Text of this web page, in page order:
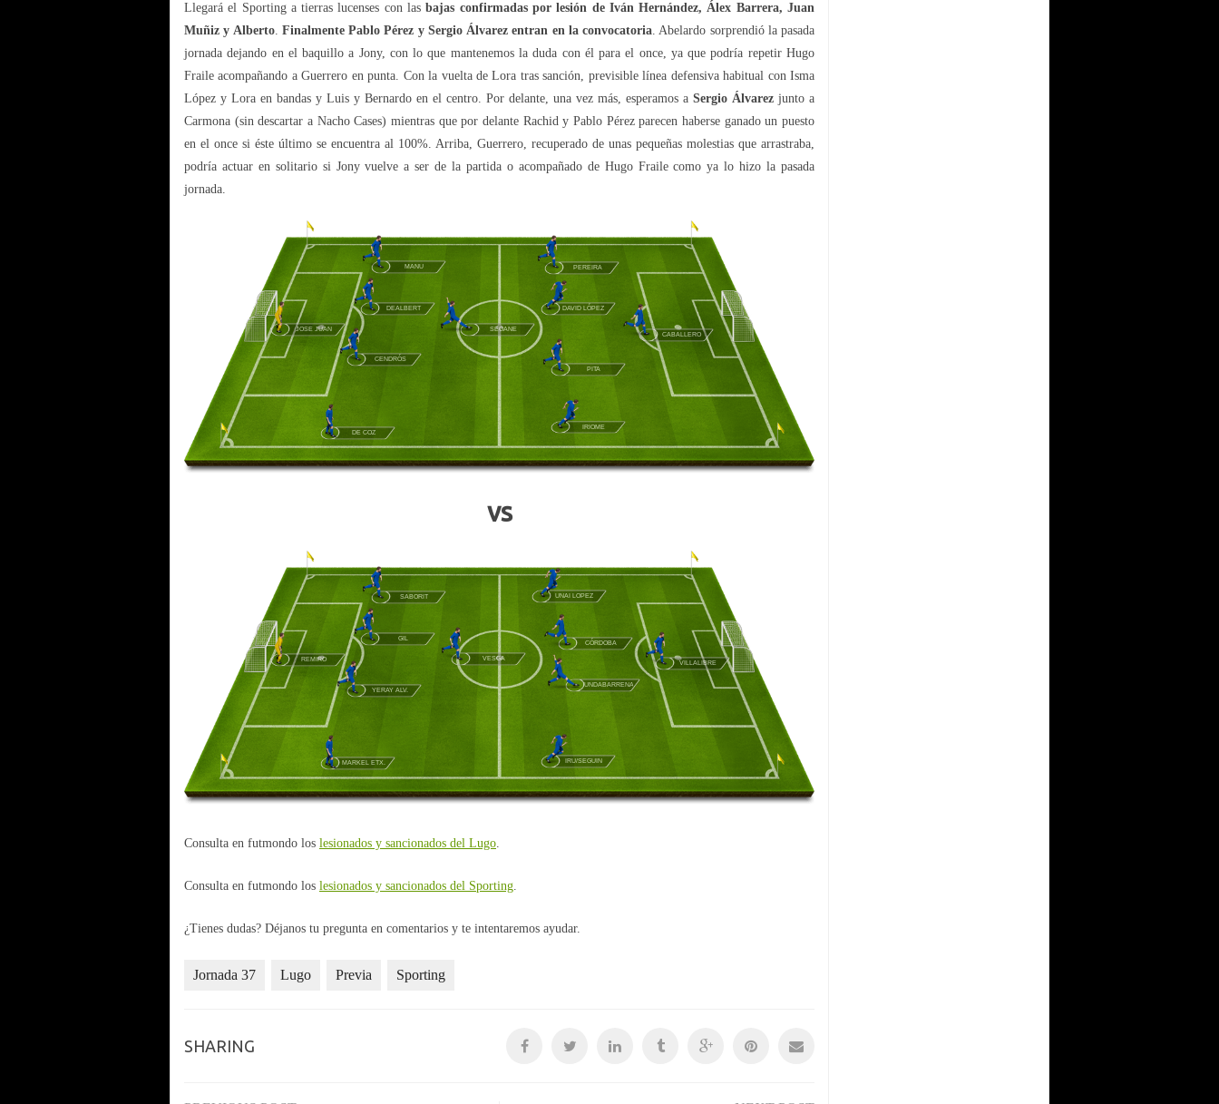
Llegará el Sporting a tierras lucenses con las bajas confirmadas por lesión de Iván Hernández, Álex Barrera, Juan
Muñiz y Alberto. Finalmente Pablo Pérez y Sergio Álvarez entran en la convocatoria. Abelardo sorprendió la pasada
jornada dejando en el baquillo a Jony, con lo que mantenemos la duda con él para el once, ya que podría repetir Hugo
Fraile acompañando a Guerrero en punta. Con la vuelta de Lora tras sanción, previsible línea defensiva habitual con Isma
López y Lora en bandas y Luis y Bernardo en el centro. Por delante, una vez más, esperamos a Sergio Álvarez junto a
Carmona (sin descartar a Nacho Cases) mientras que por delante Rachid y Pablo Pérez parecen haberse ganado un puesto
en el once si éste último se encuentra al 100%. Arriba, Guerrero, recuperado de unas pequeñas molestias que arrastraba,
podría actuar en solitario si Jony vuelve a ser de la partida o acompañado de Hugo Fraile como ya lo hizo la pasada
jornada.
DEALBERT
CENDRÓS
CABALLERO
IRIOME
SEOANE
DAVID LÓPEZ
DE COZ
MANU PEREIRA
PITA
JOSE JUAN
vs
UNDABARRENA
VILLALIBRE
VESGA
IRU/SEGUIN
UNAI LOPEZ
CÓRDOBA
MARKEL ETX.
GIL
REMIRO
SABORIT
YERAY ALV.
Consulta en futmondo los lesionados y sancionados del Lugo
Consulta en futmondo los lesionados y sancionados del Sporting
¿Tienes dudas? Déjanos tu pregunta en comentarios y te intentaremos ayudar.
Jornada 37 Lugo Previa Sporting
SHARING